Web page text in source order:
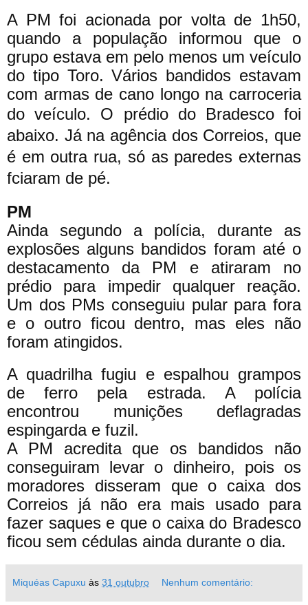
A PM foi acionada por volta de 1h50,
quando a população informou que o
grupo estava em pelo menos um veículo
do tipo Toro. Vários bandidos estavam
com armas de cano longo na carroceria
do veículo. O prédio do Bradesco foi
abaixo. Já na agência dos Correios, que
é em outra rua, só as paredes externas
fciaram de pé.
PM
Ainda segundo a polícia, durante as
explosões alguns bandidos foram até o
destacamento da PM e atiraram no
prédio para impedir qualquer reação.
Um dos PMs conseguiu pular para fora
e o outro ficou dentro, mas eles não
foram atingidos.
A quadrilha fugiu e espalhou grampos
de ferro pela estrada. A polícia
encontrou munições deflagradas
espingarda e fuzil.
A PM acredita que os bandidos não
conseguiram levar o dinheiro, pois os
moradores disseram que o caixa dos
Correios já não era mais usado para
fazer saques e que o caixa do Bradesco
ficou sem cédulas ainda durante o dia.
Miquéas Capuxu às 31 outubro Nenhum comentário: